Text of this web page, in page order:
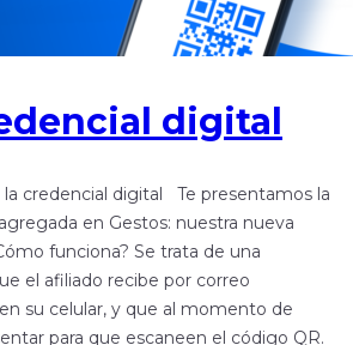
digital
la credencial digital Te presentamos la
en Gestos: nuestra nueva
funciona? Se trata de una
el afiliado recibe por correo
su celular, y que al momento de
para que escaneen el código QR.